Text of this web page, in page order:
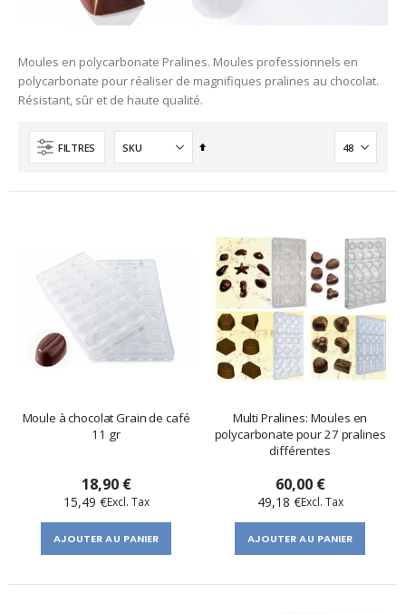
Moules en polycarbonate Pralines. Moules professionnels en
polycarbonate pour réaliser de magnifiques pralines au chocolat.
Résistant, sûr et de haute qualité.
FILTRES
Ordre
Moule à chocolat Grain de café
11 gr
18,90 €
15,49 €
AJOUTER AU PANIER
Multi Pralines: Moules en
polycarbonate pour 27 pralines
différentes
60,00 €
49,18 €
AJOUTER AU PANIER